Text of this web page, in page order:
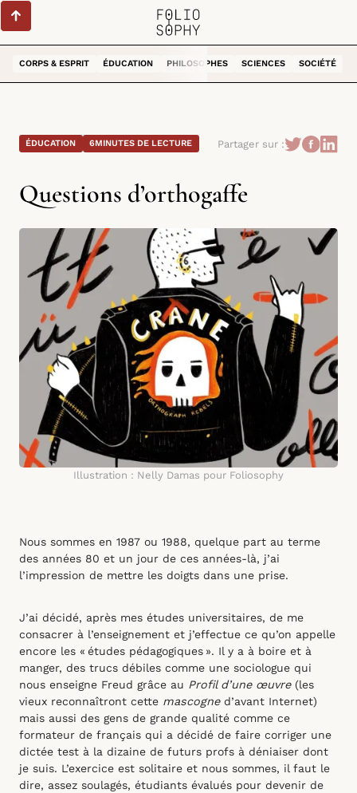
CORPS & ESPRIT ÉDUCATION PHILOSOPHES SCIENCES SOCIÉTÉ
ÉDUCATION 6MINUTES DE LECTURE Partager sur :
Questions d’orthogaffe
Illustration : Nelly Damas pour Foliosophy
Nous sommes en 1987 ou 1988, quelque part au terme
des années 80 et un jour de ces années-là, j’ai
l’impression de mettre les doigts dans une prise.
J’ai décidé, après mes études universitaires, de me
consacrer à l’enseignement et j’effectue ce qu’on appelle
encore les « études pédagogiques ». Il y a à boire et à
manger, des trucs débiles comme une sociologue qui
nous enseigne Freud grâce au Profil d’une œuvre(les
vieux reconnaîtront cette mascogned’avant Internet)
mais aussi des gens de grande qualité comme ce
formateur de français qui a décidé de faire corriger une
dictée test à la dizaine de futurs profs à déniaiser dont
je suis. L’exercice est solitaire et nous sommes, il faut le
dire, assez soulagés, étudiants évalués pour devenir de